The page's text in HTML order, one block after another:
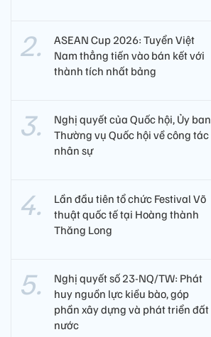
ASEAN Cup 2026: Tuyển Việt
Nam thẳng tiến vào bán kết với
thành tích nhất bảng
Nghị quyết của Quốc hội, Ủy ban
Thường vụ Quốc hội về công tác
nhân sự
Lần đầu tiên tổ chức Festival Võ
thuật quốc tế tại Hoàng thành
Thăng Long
Nghị quyết số 23-NQ/TW: Phát
huy nguồn lực kiều bào, góp
phần xây dựng và phát triển đất
nước